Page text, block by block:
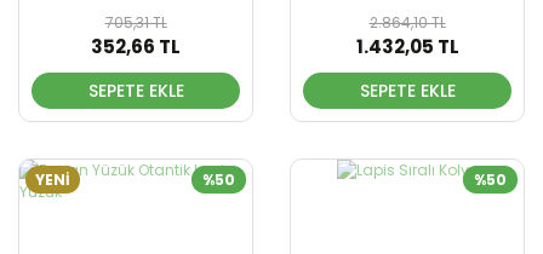
705,31 TL
352,66 TL
SEPETE EKLE
2.864,10 TL
1.432,05 TL
SEPETE EKLE
%50
YENİ %50